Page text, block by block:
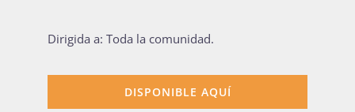
Súmate
Dirigida a: Toda la comunidad.
DISPONIBLE AQUÍ